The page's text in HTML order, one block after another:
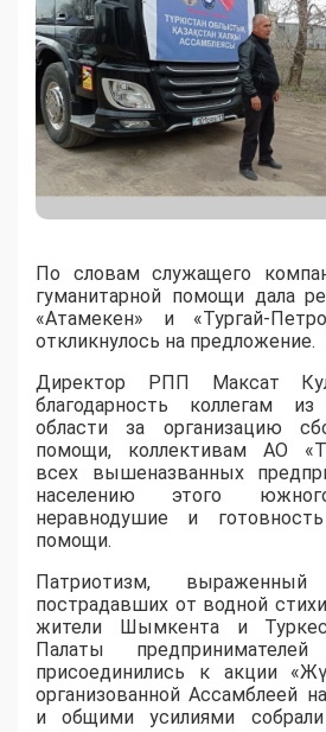
По словам служащего
гуманитарной помощи дала
«Атамекен» и «Тургай-
откликнулось на предложение.
Директор РПП Максат
благодарность коллегам
области за организацию
помощи, коллективам АО
всех вышеназванных
населению этого
неравнодушие и
помощи.
Патриотизм,
пострадавших от водной
жители Шымкента и
Палаты
присоединились к акции
организованной Ассамблеей
и общими усилиями